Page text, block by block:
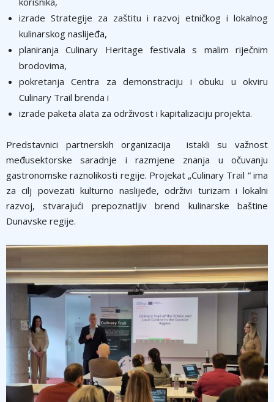
izrade Strategije za zaštitu i razvoj etničkog i lokalnog
kulinarskog naslijeđa,
planiranja Culinary Heritage festivala s malim riječnim
brodovima,
pokretanja Centra za demonstraciju i obuku u okviru
Culinary Trail brenda i
izrade paketa alata za održivost i kapitalizaciju projekta.
Predstavnici partnerskih organizacija istakli su važnost
međusektorske saradnje i razmjene znanja u očuvanju
gastronomske raznolikosti regije. Projekat „Culinary Trail “ ima
za cilj povezati kulturno naslijeđe, održivi turizam i lokalni
razvoj, stvarajući prepoznatljiv brend kulinarske baštine
Dunavske regije.